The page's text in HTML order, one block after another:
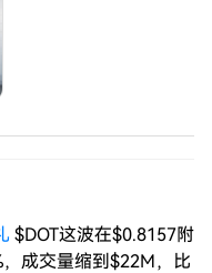
$DOT这波在$0.8157附
成交量缩到$22M，比